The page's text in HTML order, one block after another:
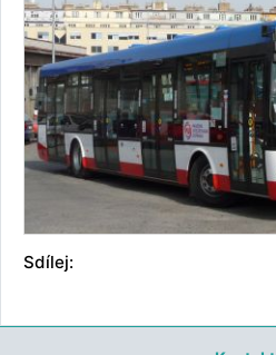
Sdílej: